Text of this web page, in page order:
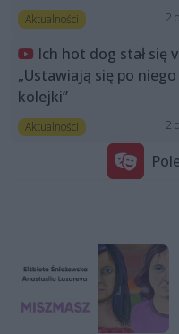
Aktualności 2
Ich hot dog stał się
„Ustawiają się po niego
kolejki”
Aktualności 2